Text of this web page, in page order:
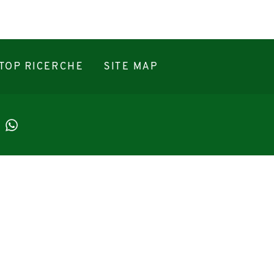
TOP RICERCHE SITE MAP